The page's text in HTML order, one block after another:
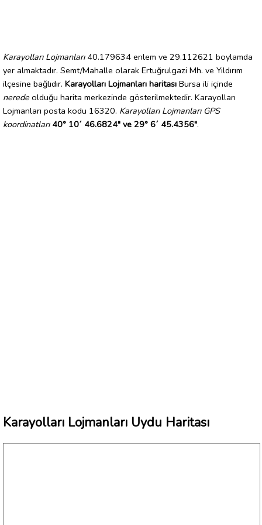
Karayolları Lojmanları40.179634 enlem ve 29.112621 boylamda
yer almaktadır. Semt/Mahalle olarak Ertuğrulgazi Mh. ve Yıldırım
ilçesine bağlıdır. Karayolları Lojmanları haritası Bursa ili içinde
nerede olduğu harita merkezinde gösterilmektedir. Karayolları
Lojmanları posta kodu 16320. Karayolları Lojmanları GPS
koordinatları 40° 10´ 46.6824" ve 29° 6´ 45.4356".
Karayolları Lojmanları Uydu Haritası